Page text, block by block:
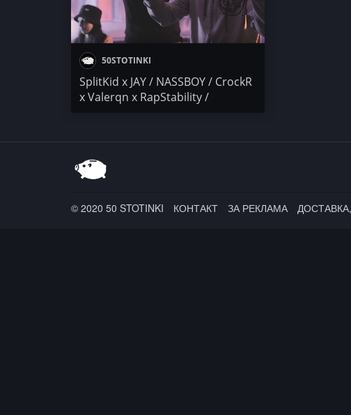
50STOTINKI
SplitKid x JAY / NASSBOY / CrockR
x Valerqn x RapStability /
© 2020 50 STOTINKI КОНТАКТ ЗА РЕКЛАМА